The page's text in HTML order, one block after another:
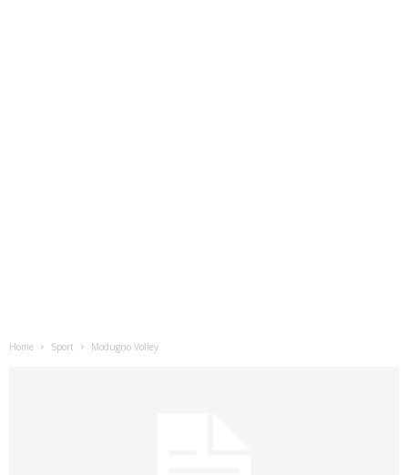
Home Sport Modugno Volley